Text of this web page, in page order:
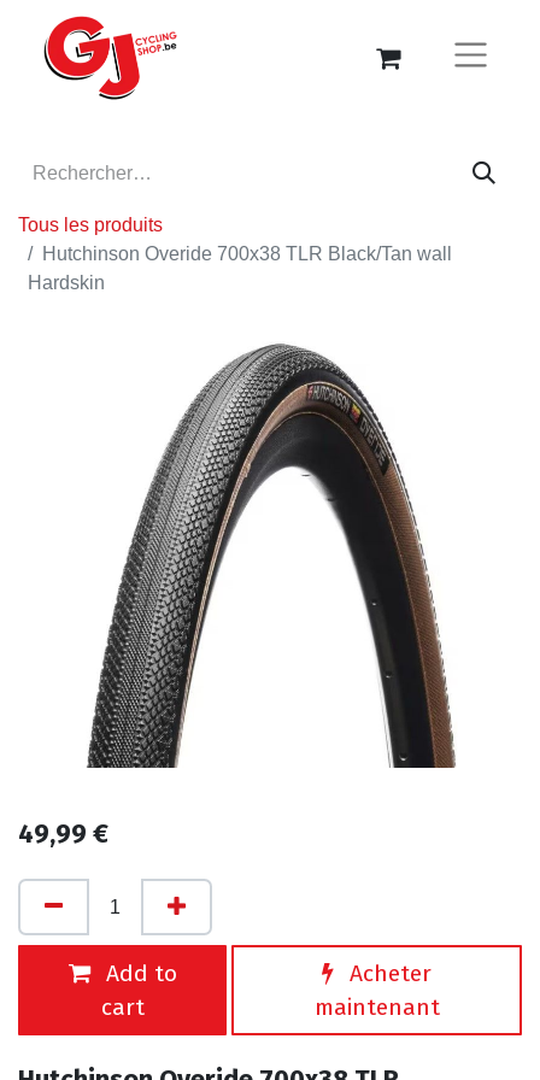
Tous les produits
Hutchinson Overide 700x38 TLR Black/Tan wall
Hardskin
49,99 €
Add to
cart
Acheter
maintenant